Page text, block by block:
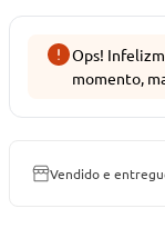
Ops!
momento,
Vendido e